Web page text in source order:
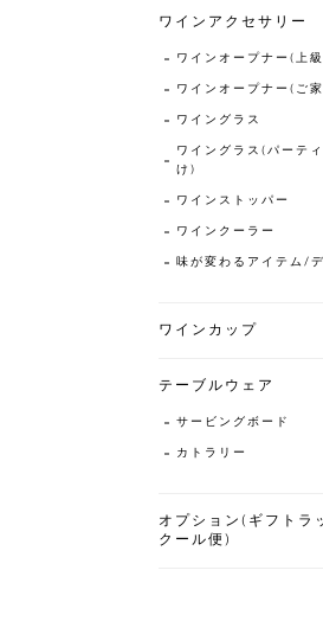
ワインアクセサリー
ワインオープナー(上
ワインオープナー(ご
ワイングラス
ワイングラス(パーテ
け)
ワインストッパー
ワインクーラー
味が変わるアイテム/
ワインカップ
テーブルウェア
サービングボード
カトラリー
オプション(ギフトラ
クール便)